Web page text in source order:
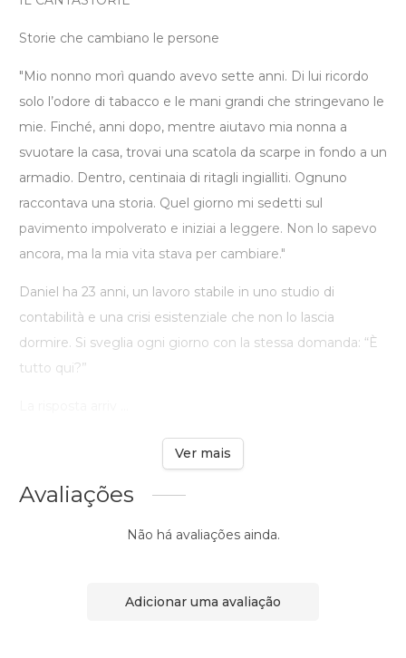
Storie che cambiano le persone
"Mio nonno morì quando avevo sette anni. Di lui ricordo
solo l’odore di tabacco e le mani grandi che stringevano le
mie. Finché, anni dopo, mentre aiutavo mia nonna a
svuotare la casa, trovai una scatola da scarpe in fondo a un
armadio. Dentro, centinaia di ritagli ingialliti. Ognuno
raccontava una storia. Quel giorno mi sedetti sul
pavimento impolverato e iniziai a leggere. Non lo sapevo
ancora, ma la mia vita stava per cambiare."
Daniel ha 23 anni, un lavoro stabile in uno studio di
contabilità e una crisi esistenziale che non lo lascia
dormire. Si sveglia ogni giorno con la stessa domanda: “È
tutto qui?”
Ver mais
Avaliações
Não há avaliações ainda.
Adicionar uma avaliação